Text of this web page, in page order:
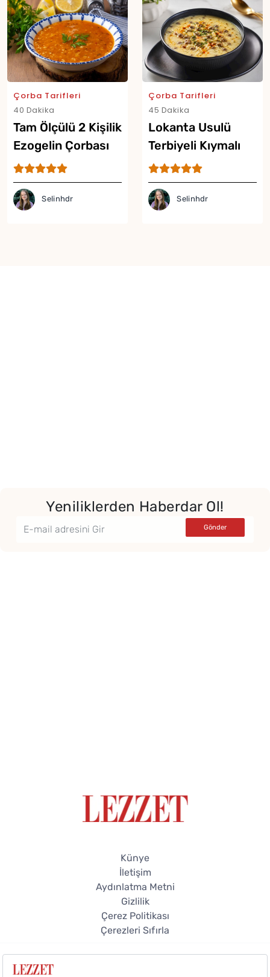
Çorba Tarifleri
40 Dakika
Tam Ölçülü 2 Kişilik
Ezogelin Çorbası
Tarifi
Selinhdr
Çorba Tarifleri
45 Dakika
Lokanta Usulü
Terbiyeli Kıymalı
Şehriye Çorbası
Tarifi
Selinhdr
Yeniliklerden Haberdar Ol!
Künye
İletişim
Aydınlatma Metni
Gizlilik
Çerez Politikası
Çerezleri Sıfırla